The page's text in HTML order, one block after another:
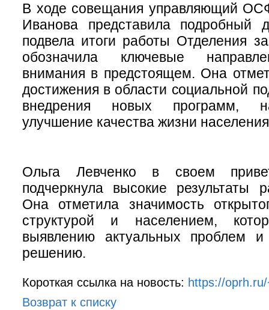
В ходе совещания управляющий
Иванова представила подробный
подвела итоги работы Отделения
обозначила ключевые
внимания в предстоящем. Она
достижения в области социальной
внедрения новых программ,
улучшение качества жизни
Ольга Левченко в своем
подчеркнула высокие результаты
Она отметила значимость
структурой и населением,
выявлению актуальных проблем
решению.
Короткая ссылка на новость: https://
Возврат к списку